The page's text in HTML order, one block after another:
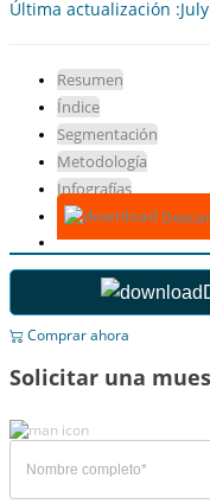
Última actualización
Resumen
Índice
Segmentación
Metodología
Infografías
Comprar ahora
Solicitar una